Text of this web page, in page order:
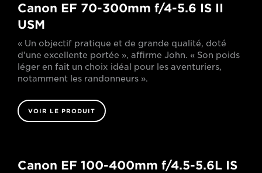
Canon EF 70-300mm f/4-5.6 IS II
USM
« Un objectif pratique et de grande qualité, doté
d'une excellente portée », affirme John. « Son poids
léger en fait un choix idéal pour les aventuriers,
notamment les randonneurs ».
VOIR LE PRODUIT
Canon EF 100-400mm f/4.5-5.6L IS